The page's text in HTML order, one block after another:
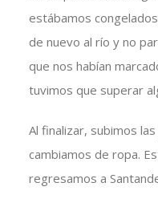
estábamos
de nuevo al río y no
que nos habían
tuvimos que superar
Al finalizar, subimos
cambiamos de ropa.
regresamos a